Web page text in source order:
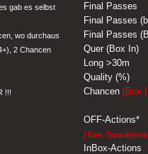
gab es selbst Final Passes
Final Passes
wo durchaus Final Passes
2 Chancen Quer (Box In)
Long >30m
Quality (%)
!!! Chancen (Box
OFF-Actions*
(Tore,
InBox-Actions